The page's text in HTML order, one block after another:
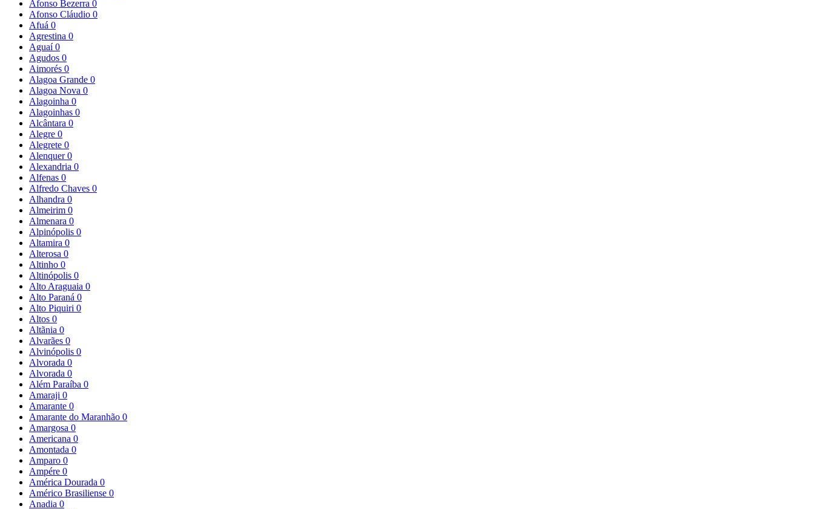
Afonso Bezerra 0
Afonso Cláudio 0
Afuá 0
Agrestina 0
Aguaí0
Agudos 0
Aimorés 0
Alagoa Grande 0
Alagoa Nova 0
Alagoinha 0
Alagoinhas 0
Alcântara 0
Alegre 0
Alegrete 0
Alenquer0
Alexandria 0
Alfenas 0
Alfredo Chaves 0
Alhandra 0
Almeirim 0
Almenara 0
Alpinópolis 0
Altamira 0
Alterosa 0
Altinho 0
Altinópolis 0
Alto Araguaia 0
Alto Paraná 0
Alto Piquiri 0
Altos 0
Altãnia 0
Alvarães 0
Alvinópolis 0
Alvorada 0
Alvorada 0
Além Paraíba 0
Amaraji 0
Amarante 0
Amarante do Maranhão 0
Amargosa 0
Americana 0
Amontada 0
Amparo 0
Ampére 0
América Dourada 0
Américo Brasiliense 0
Anadia 0